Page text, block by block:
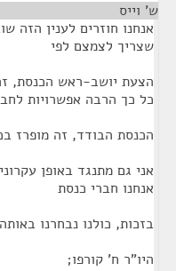
ש' וייס
אנחנו חוזרים לענין הזה
שצריך לצמצם לפי
הצעת יושב-ראש הכנסת,
כל כך הרבה אפשרויות
הכנסת הבודד, זה מופרז
אני גם מתנגד באופן
אנחנו חברי כנסת
בזכות, כולנו נבחרנו
היו"ר ח' קורפו;